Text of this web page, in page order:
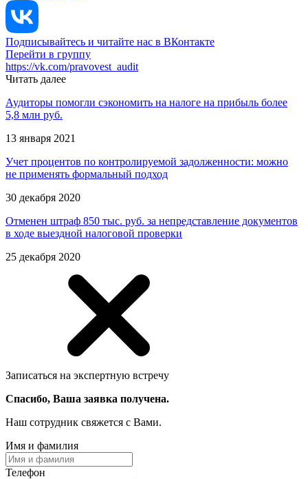
Подписывайтесь и читайте нас в ВКонтакте
Перейти в группу
https://vk.com/pravovest_audit
Читать далее
Аудиторы помогли сэкономить на налоге на прибыль более
5,8 млн руб.
13 января 2021
Учет процентов по контролируемой задолженности: можно
не применять формальный подход
30 декабря 2020
Отменен штраф 850 тыс. руб. за непредставление документов
в ходе выездной налоговой проверки
25 декабря 2020
Записаться на экспертную встречу
Спасибо, Ваша заявка получена.
Наш сотрудник свяжется с Вами.
Имя и фамилия
Телефон